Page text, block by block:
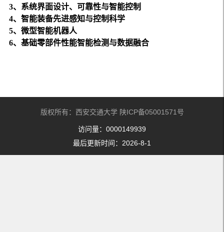
3、 系统界面设计、 可靠性与智能控制
4、 智能装备先进感知与控制科学
5、微型智能机器人
6、 基础零部件性能智能检测与数据融合
版权所有：西安交通大学 陕ICP备05001571号
访问量： 0000149939
最后更新时间： 2026-8-1